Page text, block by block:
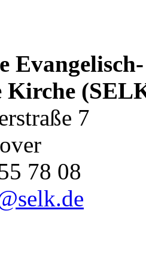
Evangelisch-
Kirche
7
78 08